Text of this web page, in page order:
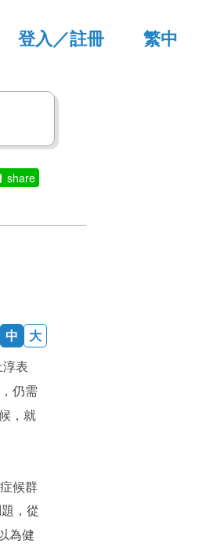
登入／註冊 繁中
share
大
中
表
仍需
，就
候群
，從
為健